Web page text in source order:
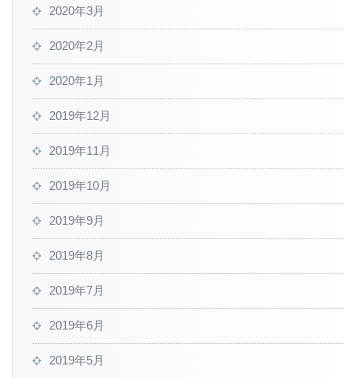
2020年3月
2020年2月
2020年1月
2019年12月
2019年11月
2019年10月
2019年9月
2019年8月
2019年7月
2019年6月
2019年5月